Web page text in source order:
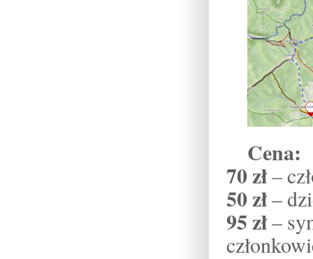
Cena:
70 zł–
50 zł–
95 zł–